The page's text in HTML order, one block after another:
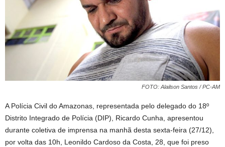
FOTO: Alailson Santos / PC-AM
A Polícia Civil do Amazonas, representada pelo delegado do 18º
Distrito Integrado de Polícia (DIP), Ricardo Cunha, apresentou
durante coletiva de imprensa na manhã desta sexta-feira (27/12),
por volta das 10h, Leonildo Cardoso da Costa, 28, que foi preso